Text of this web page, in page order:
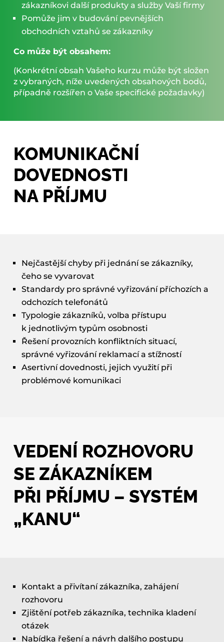
zákazníkovi další produkty a služby Vaší firmy
Pomůže jim v budování pevnějších
obchodních vztahů se zákazníky
Co může být obsahem:
(Konkrétní obsah Vašeho kurzu může být složen
z vybraných, níže uvedených obsahových bodů,
případně rozšířen o Vaše specifické požadavky)
KOMUNIKAČNÍ
DOVEDNOSTI
NA PŘÍJMU
Nejčastější chyby při jednání se zákazníky,
čeho se vyvarovat
Standardy pro správné vyřizování příchozích a
odchozích telefonátů
Typologie zákazníků, volba přístupu
k jednotlivým typům osobnosti
Řešení provozních konfliktních situací,
správné vyřizování reklamací a stížností
Asertivní dovednosti, jejich využití při
problémové komunikaci
VEDENÍ ROZHOVORU
SE ZÁKAZNÍKEM
PŘI PŘÍJMU – SYSTÉM
„KANU“
Kontakt a přivítaní zákazníka, zahájení
rozhovoru
Zjištění potřeb zákazníka, technika kladení
otázek
Nabídka řešení a návrh dalšího postupu